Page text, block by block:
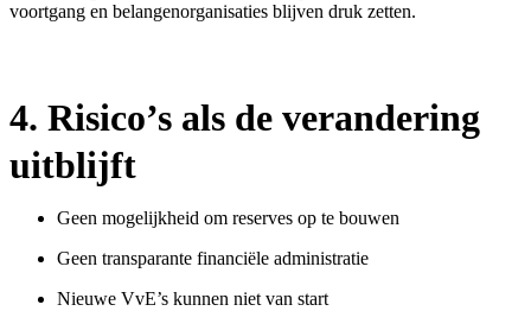
voortgang en belangenorganisaties blijven druk zetten.
4. Risico’s als de verandering
uitblijft
Geen mogelijkheid om reserves op te bouwen
Geen transparante financiële administratie
Nieuwe VvE’s kunnen niet van start